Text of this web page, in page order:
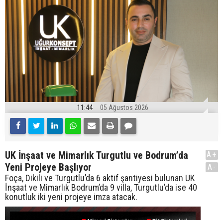
11:44 05 Ağustos 2026
UK İnşaat ve Mimarlık Turgutlu ve Bodrum’da
Yeni Projeye Başlıyor
Foça, Dikili ve Turgutlu’da 6 aktif şantiyesi bulunan UK
İnşaat ve Mimarlık Bodrum’da 9 villa, Turgutlu’da ise 40
konutluk iki yeni projeye imza atacak.
A+
A-